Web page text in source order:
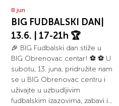
8 jun
BIG FUDBALSKI DAN|
13.6. | 17-21h 🏆
🎉 BIG Fudbalski dan stiže u
BIG Obrenovac centar! ⚽ ⚽ U
subotu, 13. juna, pridružite nam
se u BIG Obrenovac centru i
uživajte u uzbudljivim
fudbalskim izazovima, zabavi i...